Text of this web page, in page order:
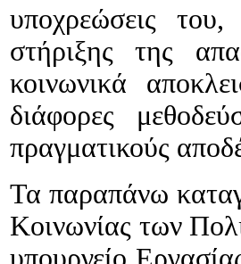
υποχρεώσεις
στήριξης της
κοινωνικά
διάφορες
πραγματικούς
Τα παραπάνω
Κοινωνίας των